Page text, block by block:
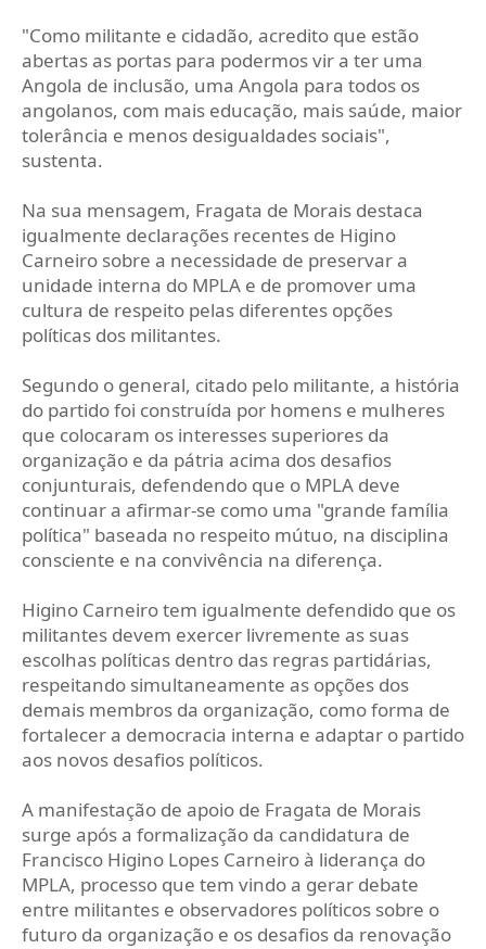
"Como militante e cidadão, acredito que estão
abertas as portas para podermos vir a ter uma
Angola de inclusão, uma Angola para todos os
angolanos, com mais educação, mais saúde, maior
tolerância e menos desigualdades sociais",
sustenta.
Na sua mensagem, Fragata de Morais destaca
igualmente declarações recentes de Higino
Carneiro sobre a necessidade de preservar a
unidade interna do MPLA e de promover uma
cultura de respeito pelas diferentes opções
políticas dos militantes.
Segundo o general, citado pelo militante, a história
do partido foi construída por homens e mulheres
que colocaram os interesses superiores da
organização e da pátria acima dos desafios
conjunturais, defendendo que o MPLA deve
continuar a afirmar-se como uma "grande família
política" baseada no respeito mútuo, na disciplina
consciente e na convivência na diferença.
Higino Carneiro tem igualmente defendido que os
militantes devem exercer livremente as suas
escolhas políticas dentro das regras partidárias,
respeitando simultaneamente as opções dos
demais membros da organização, como forma de
fortalecer a democracia interna e adaptar o partido
aos novos desafios políticos.
A manifestação de apoio de Fragata de Morais
surge após a formalização da candidatura de
Francisco Higino Lopes Carneiro à liderança do
MPLA, processo que tem vindo a gerar debate
entre militantes e observadores políticos sobre o
futuro da organização e os desafios da renovação